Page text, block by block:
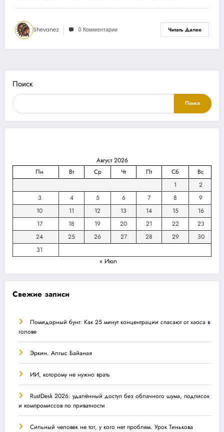
Shevanez 0 Комментарии Читать Далее
Поиск
Поиск
Август 2026
Пн
Вт Ср Чт Пт Сб
Вс
1
2
3
4 5 6 7 8
9
10
11 12 13 14 15
16
17
18 19 20 21 22
23
24
25 26 27 28 29
30
31
« Июл
Свежие записи
Помидорный бунт: Как 25 минут концентрации спасают от хаоса в
голове
Эркин. Алгыс Байаная
ИИ, которому не нужно врать
RustDesk 2026: удалённый доступ без облачного шума, подписок
и компромиссов по приватности
Сильный человек не тот, у кого нет проблем. Урок Тинькова